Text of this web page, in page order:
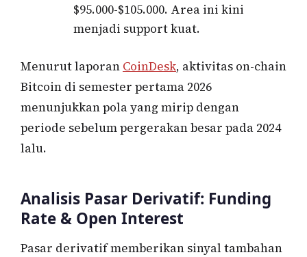
$95.000-$105.000. Area ini kini
menjadi support kuat.
Menurut laporan CoinDesk, aktivitas on-chain
Bitcoin di semester pertama 2026
menunjukkan pola yang mirip dengan
periode sebelum pergerakan besar pada 2024
lalu.
Analisis Pasar Derivatif: Funding
Rate & Open Interest
Pasar derivatif memberikan sinyal tambahan